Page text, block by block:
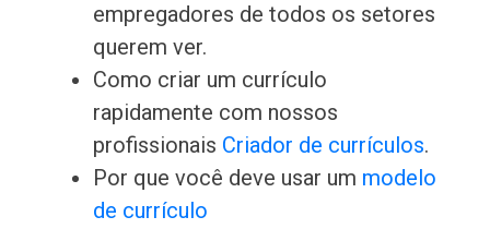
empregadores de todos os setores
querem ver.
Como criar um currículo
rapidamente com nossos
profissionais Criador de currículos.
Por que você deve usar um modelo
de currículo